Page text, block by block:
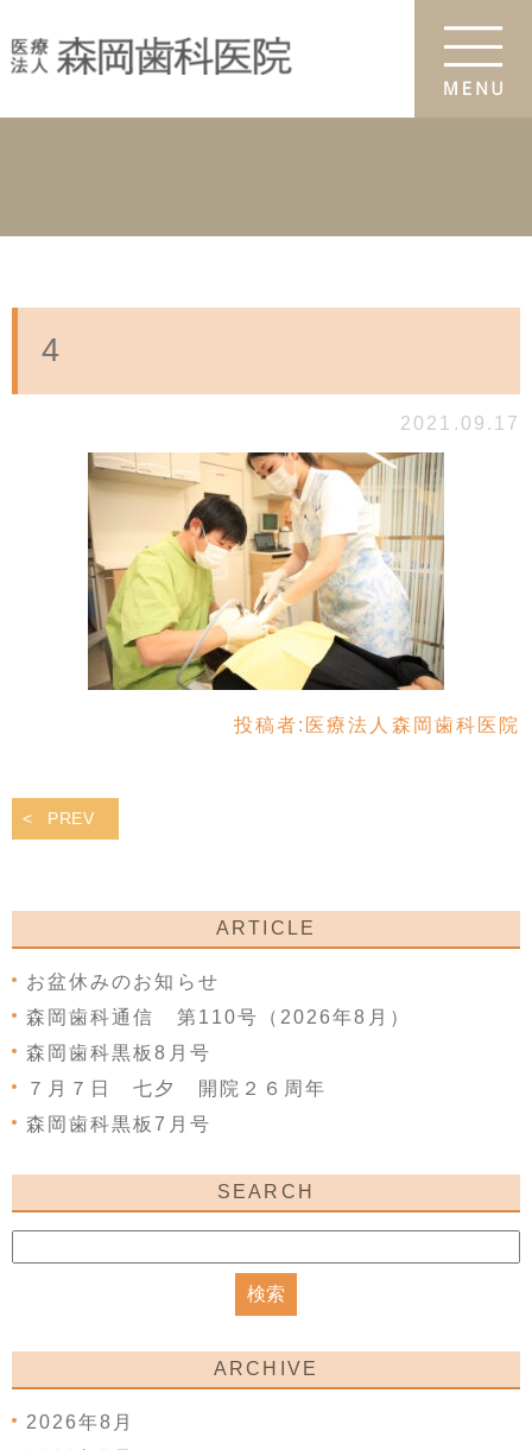
4
2021.09.17
投稿者: 医療法人森岡歯科医院
PREV
ARTICLE
お盆休みのお知らせ
森岡歯科通信 第110号（2026年8月）
森岡歯科黒板8月号
７月７日 七夕 開院２６周年
森岡歯科黒板7月号
SEARCH
ARCHIVE
2026年8月